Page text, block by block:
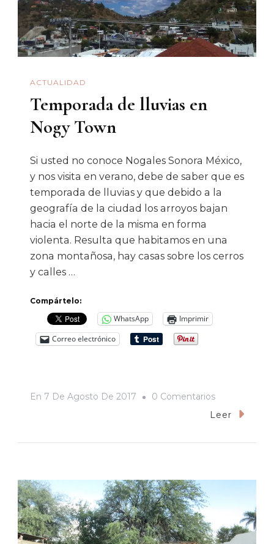
A
Ser…
ACTUALIDAD
Temporada de lluvias en
Nogy Town
Si usted no conoce Nogales Sonora México,
y nos visita en verano, debe de saber que es
temporada de lluvias y que debido a la
geografía de la ciudad los arroyos bajan
hacia el norte de la misma en forma
violenta. Resulta que habitamos en una
zona montañosa, hay casas sobre los cerros
y calles …
Compártelo:
WhatsApp
Imprimir
Correo electrónico
En 7 De Agosto De 2017 0 ComentariosEn
Temporada
Leer